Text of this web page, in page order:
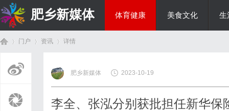
肥乡新媒体 体育健康 美食文化 生
门户 资讯
›
详情
肥乡新媒体 2023-10-19
李全、张泓分别获批担任新华保